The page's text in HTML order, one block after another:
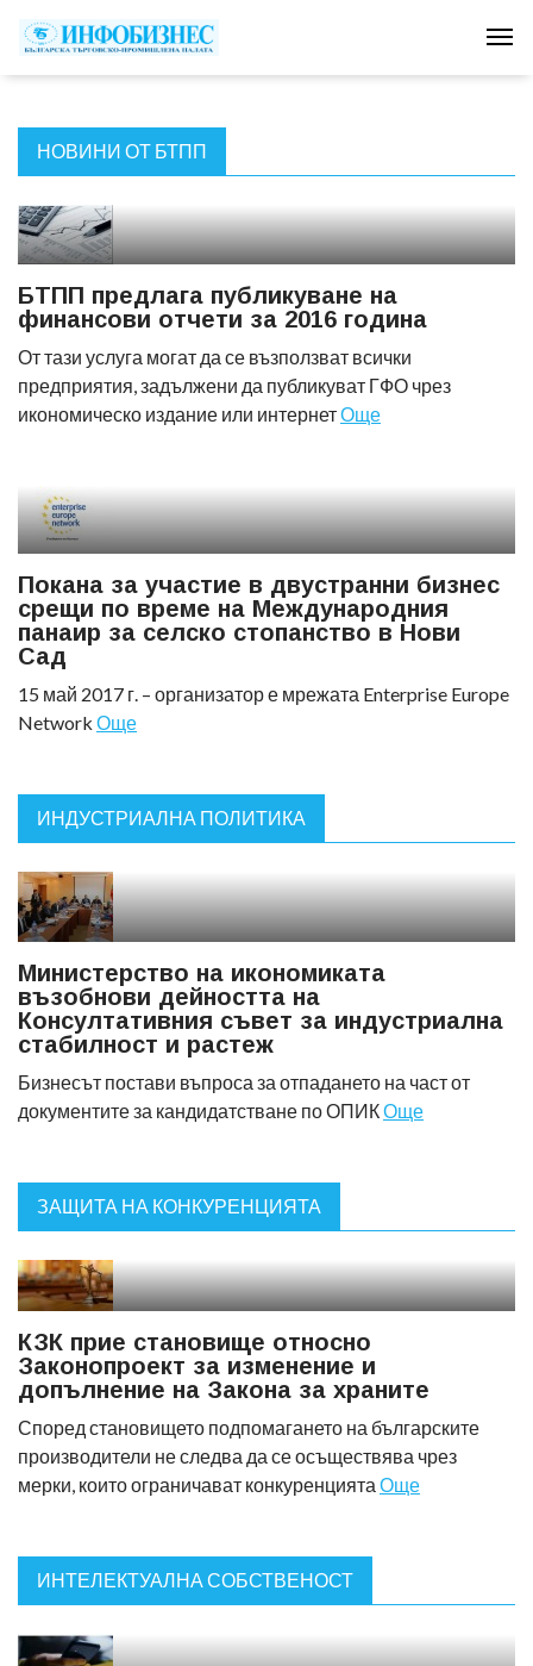
НОВИНИ ОТ БТПП
БТПП предлага публикуване на
финансови отчети за 2016 година
От тази услуга могат да се възползват всички
предприятия, задължени да публикуват ГФО чрез
икономическо издание или интернетОще
Покана за участие в двустранни бизнес
срещи по време на Международния
панаир за селско стопанство в Нови
Сад
15 май 2017 г. – организатор е мрежата Enterprise Europe
Network Още
ИНДУСТРИАЛНА ПОЛИТИКА
Министерство на икономиката
възобнови дейността на
Консултативния съвет за индустриална
стабилност и растеж
Бизнесът постави въпроса за отпадането на част от
документите за кандидатстване по ОПИКОще
ЗАЩИТА НА КОНКУРЕНЦИЯТА
КЗК прие становище относно
Законопроект за изменение и
допълнение на Закона за храните
Според становището подпомагането на българските
производители не следва да се осъществява чрез
мерки, които ограничават конкуренцията Още
ИНТЕЛЕКТУАЛНА СОБСТВЕНОСТ